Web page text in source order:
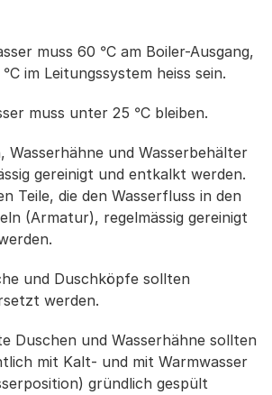
muss 60 °C am Boiler-Ausgang,
im Leitungssystem heiss sein.
muss unter 25 °C bleiben.
Wasserhähne und Wasserbehälter
gereinigt und entkalkt werden.
Teile, die den Wasserfluss in den
(Armatur), regelmässig gereinigt
und Duschköpfe sollten
werden.
Duschen und Wasserhähne sollten
mit Kalt- und mit Warmwasser
gründlich gespült